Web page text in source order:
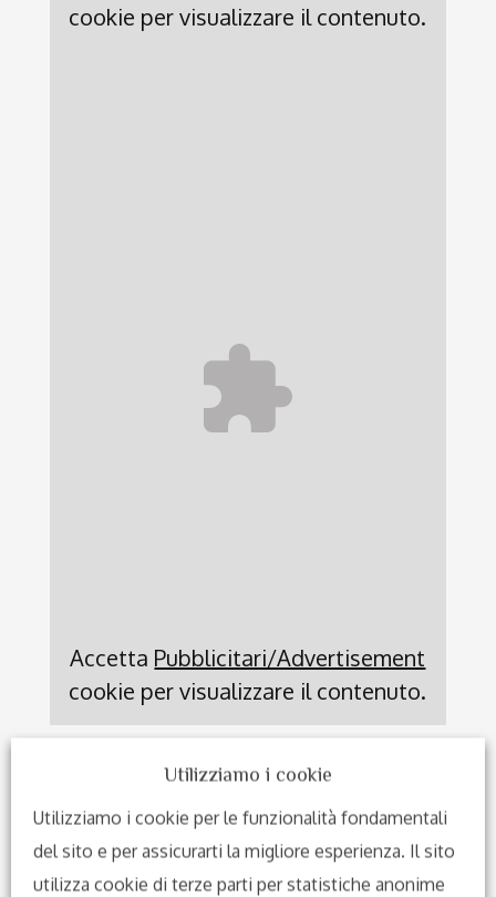
cookie per visualizzare il contenuto.
Accetta Pubblicitari/Advertisement
cookie per visualizzare il contenuto.
Genealogia
Trascina a dx e sx per scorrere tutta la
genealogia
Utilizziamo i cookie
Utilizziamo i cookie per le funzionalità fondamentali
del sito e per assicurarti la migliore esperienza. Il sito
utilizza cookie di terze parti per statistiche anonime